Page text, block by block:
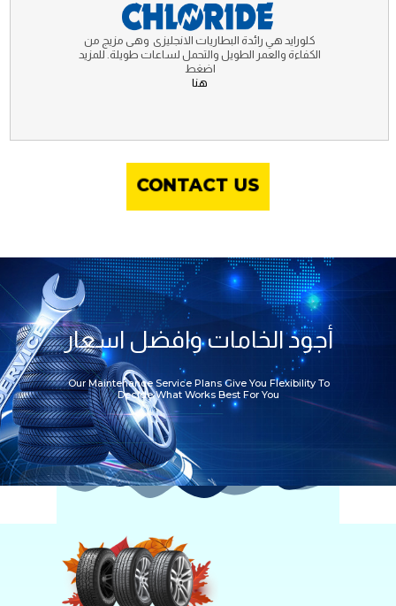
CONTACT US
كلورايد هي رائدة البطاريات الانجليزى وهى مزيج من
الكفاءة والعمر الطويل والتحمل لساعات طويلة. للمزيد
اضغط
هنا
Our Maintenance Service Plans Give You Flexibility To
Decide What Works Best For You
أجود الخامات وافضل اسعار